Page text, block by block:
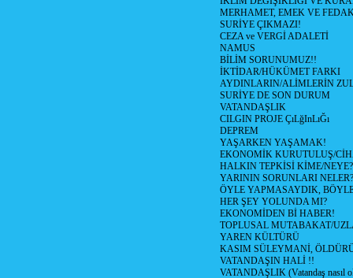
MERHAMET, EMEK VE
SURİYE ÇIKMAZI!
CEZA ve VERGİ ADALETİ
NAMUS
BİLİM SORUNUMUZ!!
İKTİDAR/HÜKÜMET FARKI
AYDINLARIN/ALİMLERİN
SURİYE DE SON DURUM
VATANDAŞLIK
CILGIN PROJE ÇıLğInLıĞı
DEPREM
YAŞARKEN YAŞAMAK!
EKONOMİK KURUTULUŞ/
HALKIN TEPKİSİ KİME/NEYE?
YARININ SORUNLARI NELER?
ÖYLE YAPMASAYDIK,
HER ŞEY YOLUNDA MI?
EKONOMİDEN Bİ HABER!
TOPLUSAL MUTABAKAT/
YAREN KÜLTÜRÜ
KASIM SÜLEYMANİ,
VATANDAŞIN HALİ !!
VATANDAŞLIK (Vatandaş nasıl